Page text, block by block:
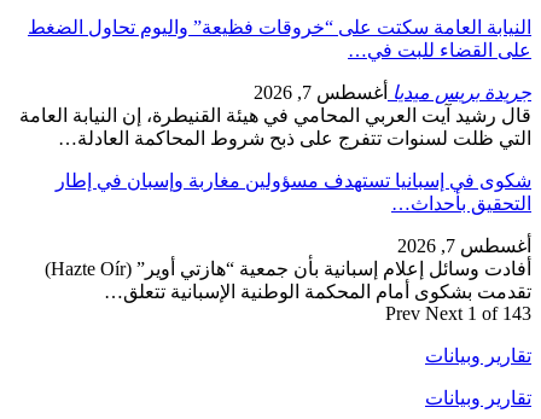
النيابة العامة سكتت على “خروقات فظيعة” واليوم تحاول الضغط
على القضاء للبت في…
جريدة بريس ميديا أغسطس 7, 2026
قال رشيد آيت العربي المحامي في هيئة القنيطرة، إن النيابة العامة
التي ظلت لسنوات تتفرج على ذبح شروط المحاكمة العادلة…
شكوى في إسبانيا تستهدف مسؤولين مغاربة وإسبان في إطار
التحقيق بأحداث…
أغسطس 7, 2026
أفادت وسائل إعلام إسبانية بأن جمعية “هازتي أوير” (Hazte Oír)
تقدمت بشكوى أمام المحكمة الوطنية الإسبانية تتعلق…
Prev Next 1 of 143
تقارير وبيانات
تقارير وبيانات